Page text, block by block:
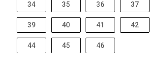
34 35 36 37
39 40 41 42
44 45 46